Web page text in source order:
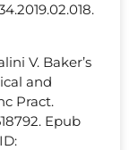
V. Baker’s
and
Pract.
Epub